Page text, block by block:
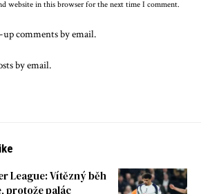
website in this browser for the next time I comment.
comments by email.
by email.
League: Vítězný běh
protože palác